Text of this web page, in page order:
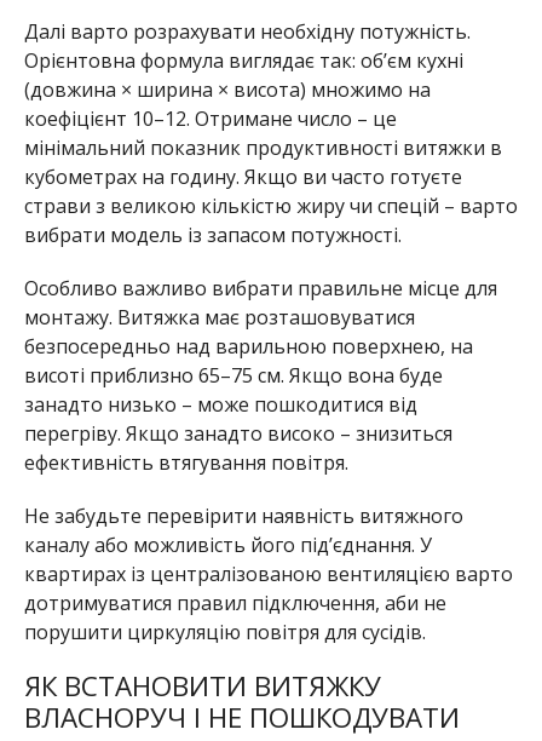
Далі варто розрахувати необхідну потужність.
Орієнтовна формула виглядає так: об’єм кухні
(довжина × ширина × висота) множимо на
коефіцієнт 10–12. Отримане число – це
мінімальний показник продуктивності витяжки в
кубометрах на годину. Якщо ви часто готуєте
страви з великою кількістю жиру чи спецій – варто
вибрати модель із запасом потужності.
Особливо важливо вибрати правильне місце для
монтажу. Витяжка має розташовуватися
безпосередньо над варильною поверхнею, на
висоті приблизно 65–75 см. Якщо вона буде
занадто низько – може пошкодитися від
перегріву. Якщо занадто високо – знизиться
ефективність втягування повітря.
Не забудьте перевірити наявність витяжного
каналу або можливість його під’єднання. У
квартирах із централізованою вентиляцією варто
дотримуватися правил підключення, аби не
порушити циркуляцію повітря для сусідів.
ЯК ВСТАНОВИТИ ВИТЯЖКУ
ВЛАСНОРУЧ І НЕ ПОШКОДУВАТИ